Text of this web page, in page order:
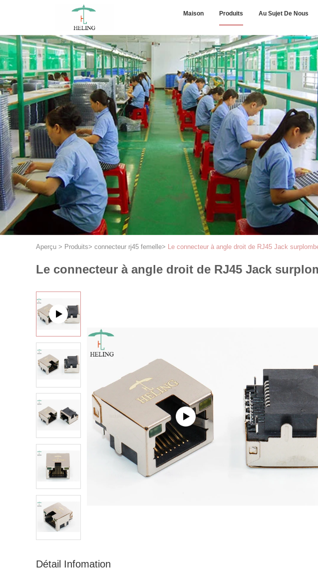
Maison Produits Au Sujet De Nous
Aperçu > Produits> connecteur rj45 femelle> Le connecteur à angle droit de RJ45 Jack
Le connecteur à angle droit de RJ45 Jack
Détail Infomation